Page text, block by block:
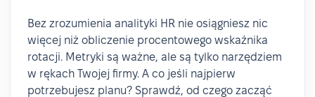
Bez zrozumienia analityki HR nie osiągniesz nic
więcej niż obliczenie procentowego wskaźnika
rotacji. Metryki są ważne, ale są tylko narzędziem
w rękach Twojej firmy. A co jeśli najpierw
potrzebujesz planu? Sprawdź, od czego zacząć